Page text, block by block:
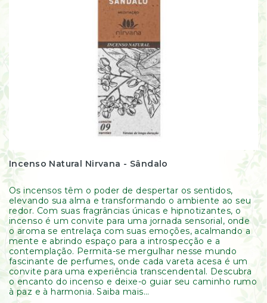
Incenso Natural Nirvana - Sândalo
Os incensos têm o poder de despertar os sentidos,
elevando sua alma e transformando o ambiente ao seu
redor. Com suas fragrâncias únicas e hipnotizantes, o
incenso é um convite para uma jornada sensorial, onde
o aroma se entrelaça com suas emoções, acalmando a
mente e abrindo espaço para a introspecção e a
contemplação. Permita-se mergulhar nesse mundo
fascinante de perfumes, onde cada vareta acesa é um
convite para uma experiência transcendental. Descubra
o encanto do incenso e deixe-o guiar seu caminho rumo
à paz e à harmonia. Saiba mais...